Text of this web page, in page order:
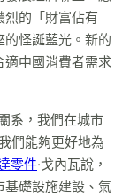
烈的「財富佔有
怪誕藍光。新的
適中國消費者需求
系，我們在城市
們能夠更好地為
零件·戈內瓦說，
基礎設施建設、氣